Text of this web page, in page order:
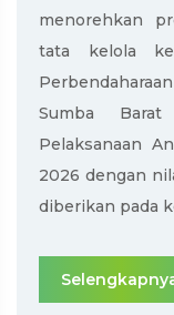
menorehkan
tata kelola
Sumba
Pelaksanaan
2026 dengan
diberikan pada